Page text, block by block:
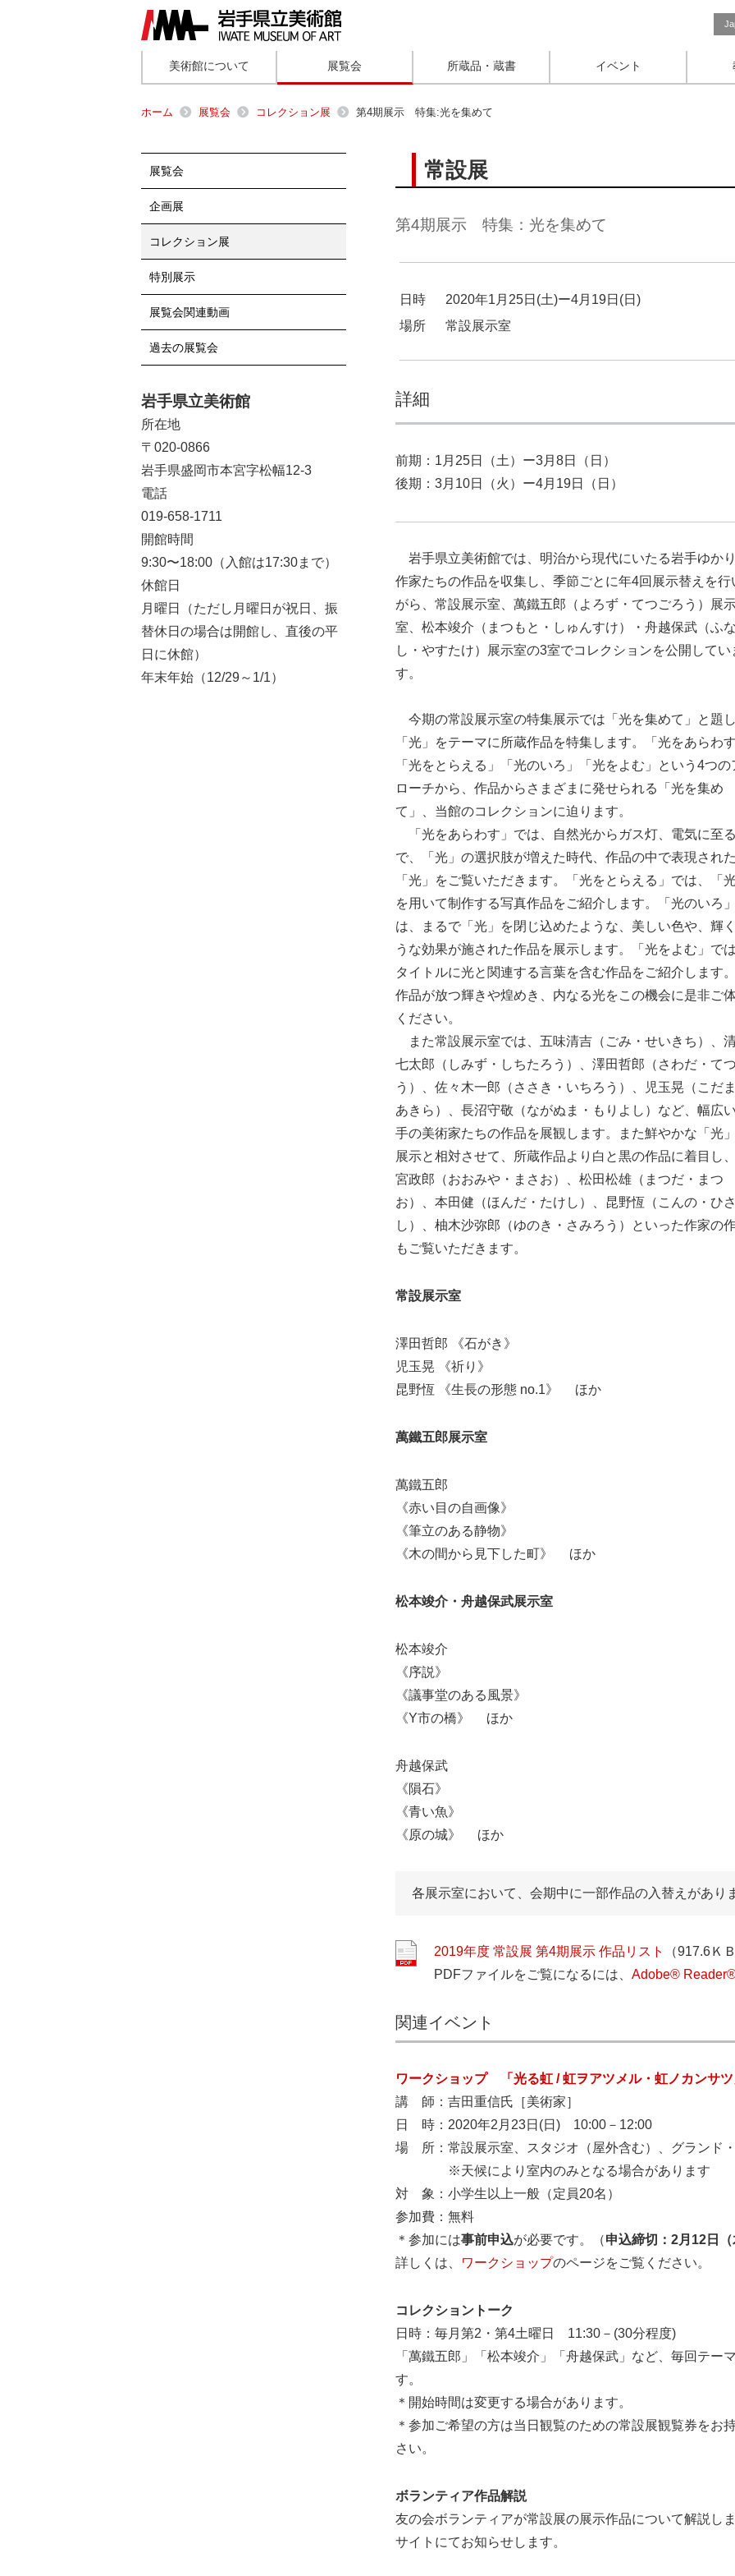
美術館について 展覧会 所蔵品・蔵書 イベント
ホーム 展覧会 コレクション展 第4期展示 特集:光を集めて
常設展
第4期展示 特集：光を集めて
日時
2020年1月25日(土)ー4月19日(日)
場所
常設展示室
詳細
前期：1月25日（土）ー3月8日（日）
後期：3月10日（火）ー4月19日（日）
岩手県立美術館では、明治から現代にいたる岩手ゆか
作家たちの作品を収集し、季節ごとに年4回展示替えを行
がら、常設展示室、萬鐵五郎（よろず・てつごろう）展
室、松本竣介（まつもと・しゅんすけ）・舟越保武（ふ
し・やすたけ）展示室の3室でコレクションを公開してい
す。
今期の常設展示室の特集展示では「光を集めて」と題し
「光」をテーマに所蔵作品を特集します。「光をあらわす
「光をとらえる」「光のいろ」「光をよむ」という4つの
ローチから、作品からさまざまに発せられる「光を集め
て」、当館のコレクションに迫ります。
「光をあらわす」では、自然光からガス灯、電気に至
で、「光」の選択肢が増えた時代、作品の中で表現された
「光」をご覧いただきます。「光をとらえる」では、「光
を用いて制作する写真作品をご紹介します。「光のいろ
は、まるで「光」を閉じ込めたような、美しい色や、輝
うな効果が施された作品を展示します。「光をよむ」では
タイトルに光と関連する言葉を含む作品をご紹介します
作品が放つ輝きや煌めき、内なる光をこの機会に是非ご
ください。
また常設展示室では、五味清吉（ごみ・せいきち）、
七太郎（しみず・しちたろう）、澤田哲郎（さわだ・て
う）、佐々木一郎（ささき・いちろう）、児玉晃（こだま
あきら）、長沼守敬（ながぬま・もりよし）など、幅広
手の美術家たちの作品を展観します。また鮮やかな「光
展示と相対させて、所蔵作品より白と黒の作品に着目し
宮政郎（おおみや・まさお）、松田松雄（まつだ・まつ
お）、本田健（ほんだ・たけし）、昆野恆（こんの・ひさ
し）、柚木沙弥郎（ゆのき・さみろう）といった作家の
もご覧いただきます。
常設展示室
澤田哲郎 《石がき》
児玉晃 《祈り》
昆野恆 《生長の形態 no.1》 ほか
萬鐵五郎展示室
萬鐵五郎
《赤い目の自画像》
《筆立のある静物》
《木の間から見下した町》 ほか
松本竣介・舟越保武展示室
松本竣介
《序説》
《議事堂のある風景》
《Y市の橋》 ほか
舟越保武
《隕石》
《青い魚》
《原の城》 ほか
各展示室において、会期中に一部作品の入替えがあり
2019年度 常設展 第4期展示 作品リスト
（917.6ＫＢ
PDFファイルをご覧になるには、 Adobe®
関連イベント
ワークショップ 「光る虹 / 虹ヲアツメル・虹ノカンサツ
講 師：吉田重信氏［美術家］
日 時：2020年2月23日(日) 10:00－12:00
場 所：常設展示室、スタジオ（屋外含む）、グランド
※天候により室内のみとなる場合があります
対 象：小学生以上一般（定員20名）
参加費：無料
＊参加には事前申込が必要です。（申込締切：2月12日
詳しくは、
ワークショップのページをご覧ください。
コレクショントーク
日時：毎月第2・第4土曜日 11:30－(30分程度)
「萬鐵五郎」「松本竣介」「舟越保武」など、毎回テー
す。
＊開始時間は変更する場合があります。
＊参加ご希望の方は当日観覧のための常設展観覧券をお
さい。
ボランティア作品解説
友の会ボランティアが常設展の展示作品について解説し
サイトにてお知らせします。
展覧会
企画展
コレクション展
特別展示
展覧会関連動画
過去の展覧会
岩手県立美術館
所在地
〒020-0866
岩手県盛岡市本宮字松幅12-3
電話
019-658-1711
開館時間
9:30〜18:00（入館は17:30まで）
休館日
月曜日（ただし月曜日が祝日、振
替休日の場合は開館し、直後の平
日に休館）
年末年始（12/29～1/1）